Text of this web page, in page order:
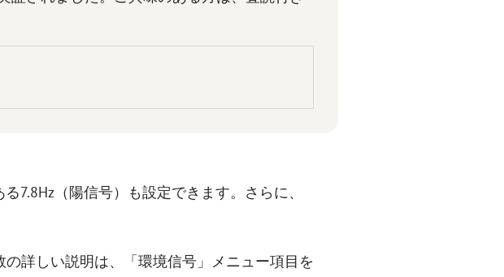
7.8Hz（陽信号）も設定できます。さらに、
詳しい説明は、「環境信号」メニュー項目を